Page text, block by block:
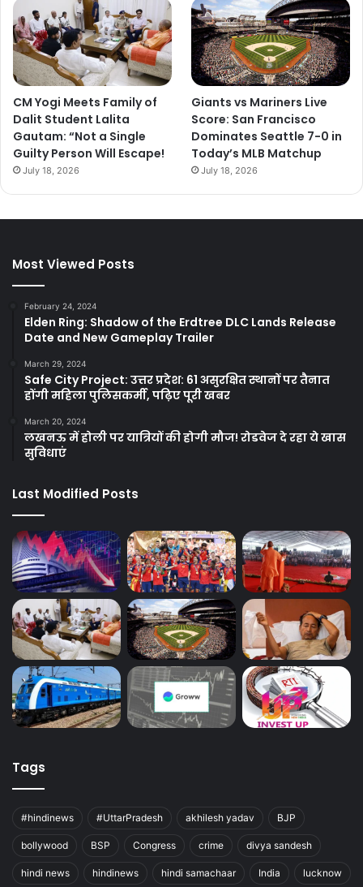
CM Yogi Meets Family of
Dalit Student Lalita
Gautam: “Not a Single
Guilty Person Will Escape!
July 18, 2026
Giants vs Mariners Live
Score: San Francisco
Dominates Seattle 7-0 in
Today’s MLB Matchup
July 18, 2026
Most Viewed Posts
February 24, 2024
Elden Ring: Shadow of the Erdtree DLC Lands Release
Date and New Gameplay Trailer
March 29, 2024
Safe City Project: उत्तर प्रदेश: 61 असुरक्षित स्थानों पर तैनात
होंगी महिला पुलिसकर्मी, पढ़िए पूरी खबर
March 20, 2024
लखनऊ में होली पर यात्रियों की होगी मौज! रोडवेज दे रहा ये खास
सुविधाएं
Last Modified Posts
Tags
#hindinews #UttarPradesh akhilesh yadav BJP
bollywood BSP Congress crime divya sandesh
hindi news hindinews hindi samachaar India lucknow